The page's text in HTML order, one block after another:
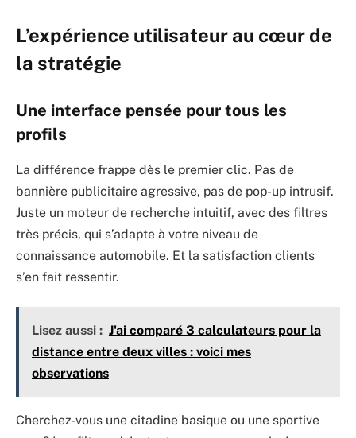
L’expérience utilisateur au cœur de
la stratégie
Une interface pensée pour tous les
profils
La différence frappe dès le premier clic. Pas de
bannière publicitaire agressive, pas de pop-up intrusif.
Juste un moteur de recherche intuitif, avec des filtres
très précis, qui s’adapte à votre niveau de
connaissance automobile. Et la satisfaction clients
s’en fait ressentir.
Lisez aussi : J'ai comparé 3 calculateurs pour la
distance entre deux villes : voici mes
observations
Cherchez-vous une citadine basique ou une sportive